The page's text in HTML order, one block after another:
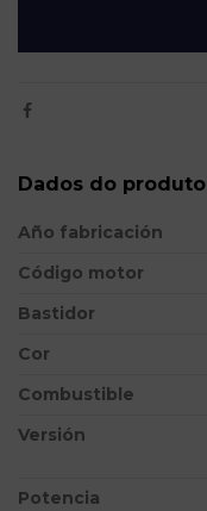
Dados do produto
Año fabricación
Código motor
Bastidor
Cor
Combustible
Versión
Potencia